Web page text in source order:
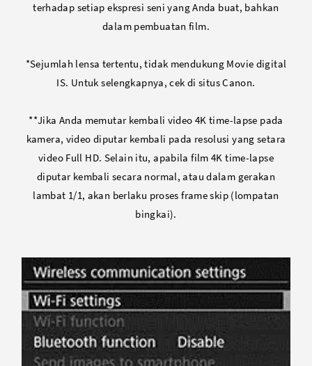
terhadap setiap ekspresi seni yang Anda buat, bahkan
dalam pembuatan film.
*Sejumlah lensa tertentu, tidak mendukung Movie digital
IS. Untuk selengkapnya, cek di situs Canon.
**Jika Anda memutar kembali video 4K time-lapse pada
kamera, video diputar kembali pada resolusi yang setara
video Full HD. Selain itu, apabila film 4K time-lapse
diputar kembali secara normal, atau dalam gerakan
lambat 1/1, akan berlaku proses frame skip (lompatan
bingkai).